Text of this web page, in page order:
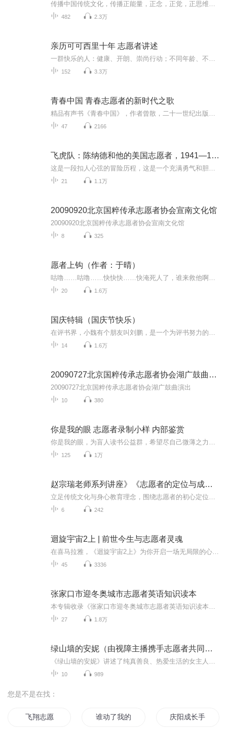
482 2.3万
亲历可可西里十年 志愿者讲述
152 3.3万
青春中国 青春志愿者的新时代之歌
47 2166
飞虎队：陈纳德和他的美国志愿者，1941—1942
21 1.1万
20090920北京国粹传承志愿者协会宣南文化馆
20090920北京国粹传承志愿者协会宣南文化馆
8 325
愿者上钩（作者：于晴）
20 1.6万
国庆特辑（国庆节快乐）
14 1.6万
20090727北京国粹传承志愿者协会湖广鼓曲演出
20090727北京国粹传承志愿者协会湖广鼓曲演出
10 380
你是我的眼 志愿者录制小样 内部鉴赏
125 1万
赵宗瑞老师系列讲座》《志愿者的定位与成长》
6 242
迴旋宇宙2上 | 前世今生与志愿者灵魂
45 3336
张家口市迎冬奥城市志愿者英语知识读本
27 1.8万
绿山墙的安妮（由视障主播携手志愿者共同演播）
10 989
您是不是在找：
飞翔志愿 谁动了我的志愿 庆阳成长手札